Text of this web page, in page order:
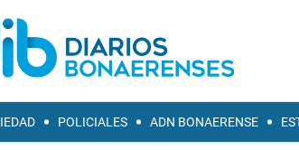
POLICIALES ADN BONAERENSE